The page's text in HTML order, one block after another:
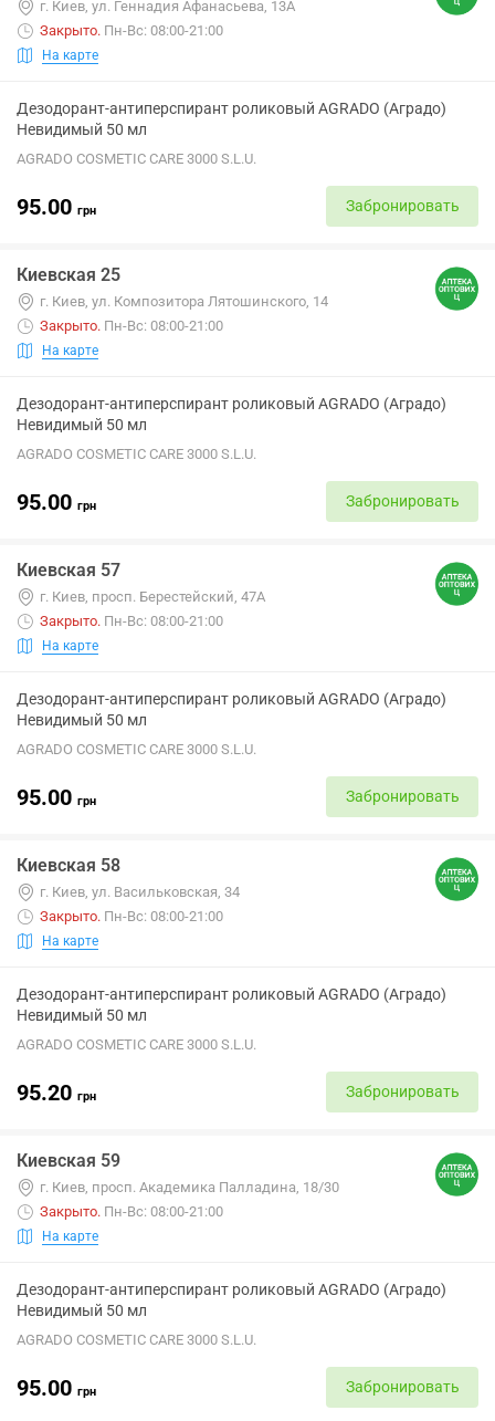
г. Киев, ул. Геннадия Афанасьева, 13А
Закрыто. Пн-Вс: 08:00-21:00
На карте
Дезодорант-антиперспирант роликовый AGRADO (Аградо)
Невидимый 50 мл
AGRADO COSMETIC CARE 3000 S.L.U.
95.00 грн Забронировать
Киевская 25
г. Киев, ул. Композитора Лятошинского, 14
Закрыто. Пн-Вс: 08:00-21:00
На карте
Дезодорант-антиперспирант роликовый AGRADO (Аградо)
Невидимый 50 мл
AGRADO COSMETIC CARE 3000 S.L.U.
95.00 грн Забронировать
Киевская 57
г. Киев, просп. Берестейский, 47А
Закрыто. Пн-Вс: 08:00-21:00
На карте
Дезодорант-антиперспирант роликовый AGRADO (Аградо)
Невидимый 50 мл
AGRADO COSMETIC CARE 3000 S.L.U.
95.00 грн Забронировать
Киевская 58
г. Киев, ул. Васильковская, 34
Закрыто. Пн-Вс: 08:00-21:00
На карте
Дезодорант-антиперспирант роликовый AGRADO (Аградо)
Невидимый 50 мл
AGRADO COSMETIC CARE 3000 S.L.U.
95.20 грн Забронировать
Киевская 59
г. Киев, просп. Академика Палладина, 18/30
Закрыто. Пн-Вс: 08:00-21:00
На карте
Дезодорант-антиперспирант роликовый AGRADO (Аградо)
Невидимый 50 мл
AGRADO COSMETIC CARE 3000 S.L.U.
95.00 грн Забронировать